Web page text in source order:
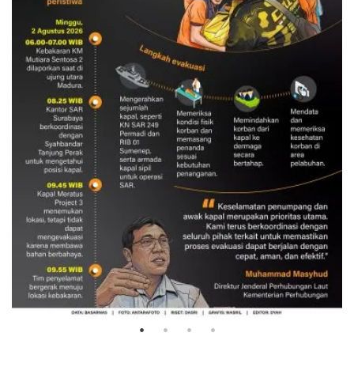
Evakuasi korban kebakaran KM
Mutiara Sentosa 2
3 Agustus 2026